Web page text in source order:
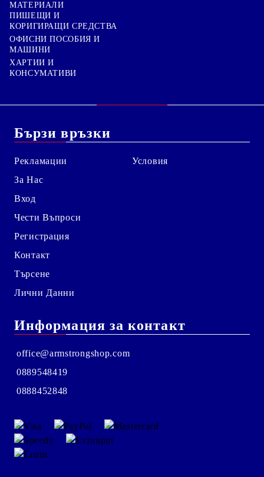
МАТЕРИАЛИ
ПИШЕЩИ И
КОРИГИРАЩИ СРЕДСТВА
ОФИСНИ ПОСОБИЯ И
МАШИНИ
ХАРТИИ И
КОНСУМАТИВИ
Бързи връзки
Рекламации
За Нас
Вход
Чести Въпроси
Регистрация
Контакт
Търсене
Лични Данни
Условия
Информация за контакт
office@armstrongshop.com
0889548419
0888452848